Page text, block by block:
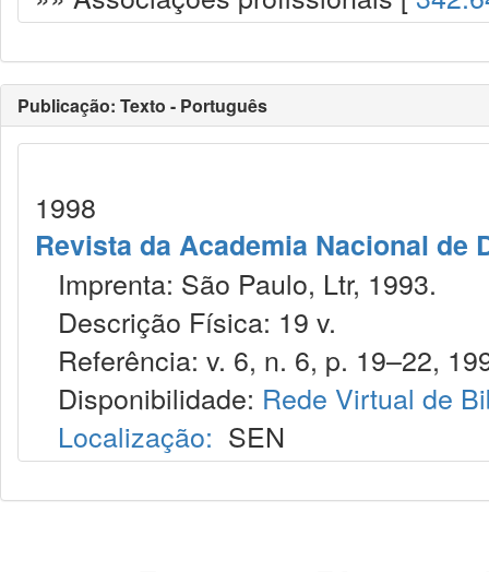
Publicação: Texto - Português
1998
Revista da Academia Nacional de
Imprenta: São Paulo, Ltr, 1993.
Descrição Física: 19 v.
Referência: v. 6, n. 6, p. 19–22,
Disponibilidade: Rede Virtual de
Localização: SEN